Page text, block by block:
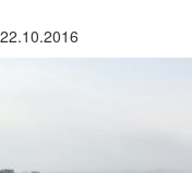
22.10.2016